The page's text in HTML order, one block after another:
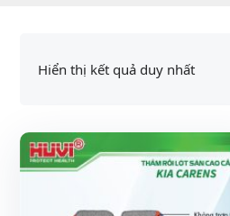
Hiển thị kết quả duy nhất